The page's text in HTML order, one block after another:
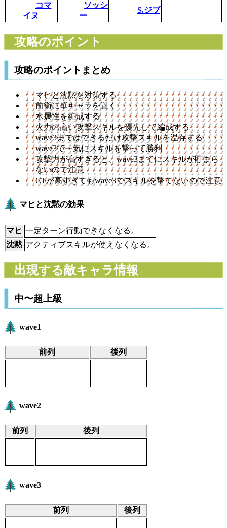
コマ
イヌ
ソッシ
ー
S.ジブ
攻略のポイント
攻略のポイントまとめ
マヒと沈黙を対策する
前衛に壁キャラを置く
水属性を編成する
火力の高い攻撃スキルを優先して編成する
wave3まではできるだけ攻撃スキルを温存する
wave3で一気にスキルを撃って勝利
攻撃力が高すぎると、wave3までにスキルが貯まら
ないので注意
CTが高すぎてもwave3でスキルを撃てないので注意
マヒと沈黙の効果
マヒ 一定ターン行動できなくなる。
沈黙 アクティブスキルが使えなくなる。
出現する敵キャラ情報
中〜超上級
wave1
前列 後列
wave2
前列 後列
wave3
前列 後列